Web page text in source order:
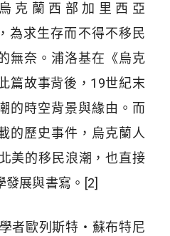
克蘭西部加里西亞
為求生存而不得不移民
無奈。浦洛基在《烏克
篇故事背後，19世紀末
的時空背景與緣由。而
的歷史事件，烏克蘭人
美的移民浪潮，也直接
發展與書寫。[2]
者歐列斯特・蘇布特尼